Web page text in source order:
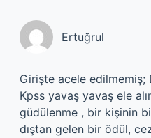
Ertuğrul
Girişte acele edilmemiş;
Kpss yavaş yavaş ele
güdülenme , bir kişinin
dıştan gelen bir ödül,